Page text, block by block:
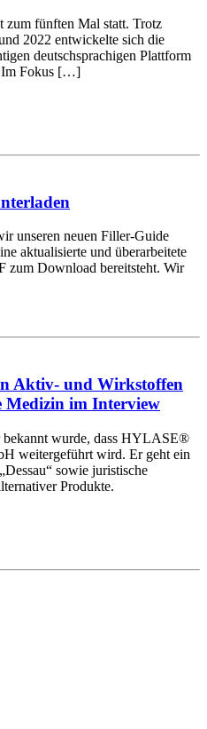
fünften Mal statt. Trotz
2022 entwickelte sich die
deutschsprachigen Plattform
Im Fokus […]
unseren neuen Filler-Guide
aktualisierte und überarbeitete
zum Download bereitsteht. Wir
Aktiv- und Wirkstoffen
Medizin im Interview
wurde, dass HYLASE®
weitergeführt wird. Er geht ein
sowie juristische
Produkte.